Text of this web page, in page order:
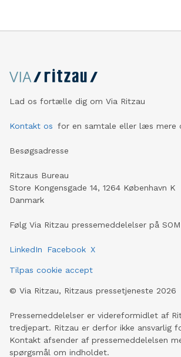
Lad os fortælle dig om Via Ritzau
Kontakt os for en samtale eller læs mere
Besøgsadresse
Ritzaus Bureau
Store Kongensgade 14, 1264 København K
Danmark
Følg Via Ritzau pressemeddelelser på
LinkedIn Facebook X
Tilpas cookie accept
© Via Ritzau, Ritzaus pressetjeneste 2026
Pressemeddelelser er videreformidlet af
tredjepart. Ritzau er derfor ikke ansvarlig
Kontakt afsender af pressemeddelelsen
spørgsmål om indholdet.